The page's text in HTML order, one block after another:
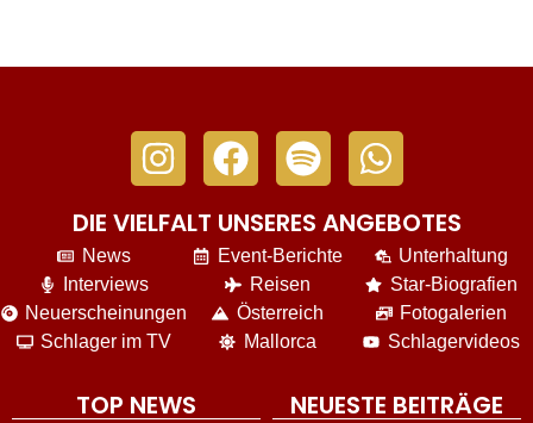
DIE VIELFALT UNSERES ANGEBOTES
News
Interviews
Neuerscheinungen
Schlager im TV
Event-Berichte
Reisen
Österreich
Mallorca
Unterhaltung
Star-Biografien
Fotogalerien
Schlagervideos
TOP NEWS NEUESTE BEITRÄGE